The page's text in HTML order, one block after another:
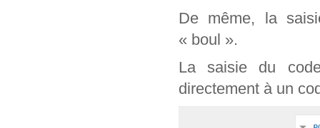
De même, la
« boul ».
La saisie du
directement à un